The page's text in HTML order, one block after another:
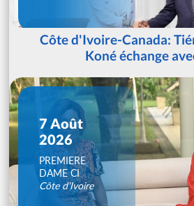
Côte d'Ivoire-Canada:
Koné échange
7 Août
2026
PREMIERE
DAME CI
Côte d'Ivoire